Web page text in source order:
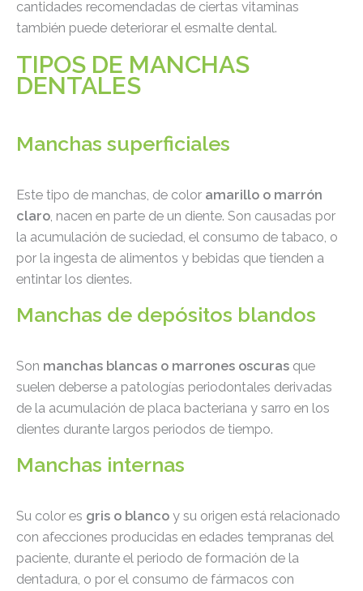
cantidades recomendadas de ciertas vitaminas
también puede deteriorar el esmalte dental.
TIPOS DE MANCHAS
DENTALES
Manchas superficiales
Este tipo de manchas, de color amarillo o marrón
claro , nacen en parte de un diente. Son causadas por
la acumulación de suciedad, el consumo de tabaco, o
por la ingesta de alimentos y bebidas que tienden a
entintar los dientes.
Manchas de depósitos blandos
Son manchas blancas o marrones oscuras que
suelen deberse a patologías periodontales derivadas
de la acumulación de placa bacteriana y sarro en los
dientes durante largos periodos de tiempo.
Manchas internas
Su color es gris o blanco y su origen está relacionado
con afecciones producidas en edades tempranas del
paciente, durante el periodo de formación de la
dentadura, o por el consumo de fármacos con